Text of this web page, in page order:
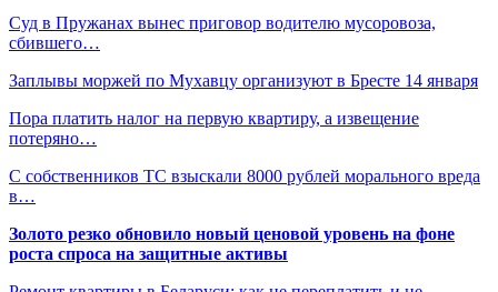
Суд в Пружанах вынес приговор водителю мусоровоза,
сбившего…
Заплывы моржей по Мухавцу организуют в Бресте 14 января
Пора платить налог на первую квартиру, а извещение
потеряно…
С собственников ТС взыскали 8000 рублей морального вреда
в…
Золото резко обновило новый ценовой уровень на фоне
роста спроса на защитные активы